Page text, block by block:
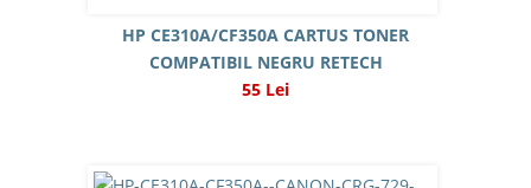
HP CE310A/CF350A CARTUS TONER
COMPATIBIL NEGRU RETECH
55 Lei